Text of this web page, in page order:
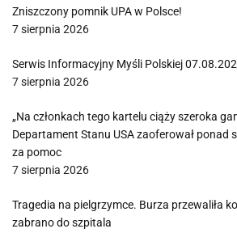
Zniszczony pomnik UPA w Polsce!
7 sierpnia 2026
Serwis Informacyjny Myśli Polskiej
7 sierpnia 2026
„Na członkach tego kartelu ciąży szeroka
Departament Stanu USA zaoferował ponad
za pomoc
7 sierpnia 2026
Tragedia na pielgrzymce. Burza przewaliła
zabrano do szpitala